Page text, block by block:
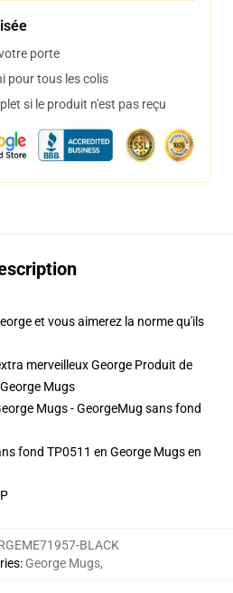
porte
pour tous les colis
si le produit n'est pas reçu
et vous aimerez la norme qu'ils
merveilleux George Produit de
George Mugs
Mugs - GeorgeMug sans fond
fond TP0511 en George Mugs en
BLACK
: George Mugs,